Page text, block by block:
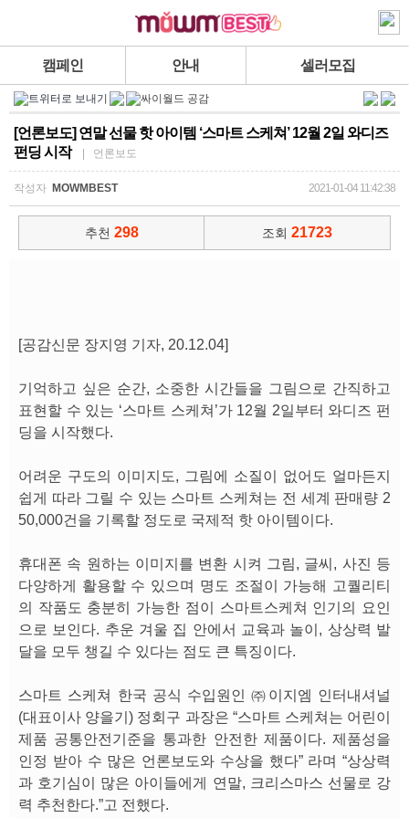
캠페인 안내 셀러모집
[언론보도] 연말 선물 핫 아이템 ‘스마트 스케쳐’ 12월 2일 와디즈
펀딩 시작
| 언론보도
작성자 MOWMBEST 2021-01-04 11:42:38
추천 298 조회 21723
[공감신문 장지영 기자, 20.12.04]
기억하고 싶은 순간, 소중한 시간들을 그림으로 간직하고
표현할 수 있는 ‘스마트 스케쳐’가 12월 2일부터 와디즈 펀
딩을 시작했다.
어려운 구도의 이미지도, 그림에 소질이 없어도 얼마든지
쉽게 따라 그릴 수 있는 스마트 스케쳐는 전 세계 판매량 2
50,000건을 기록할 정도로 국제적 핫 아이템이다.
휴대폰 속 원하는 이미지를 변환 시켜 그림, 글씨, 사진 등
다양하게 활용할 수 있으며 명도 조절이 가능해 고퀄리티
의 작품도 충분히 가능한 점이 스마트스케쳐 인기의 요인
으로 보인다. 추운 겨울 집 안에서 교육과 놀이, 상상력 발
달을 모두 챙길 수 있다는 점도 큰 특징이다.
스마트 스케쳐 한국 공식 수입원인 ㈜이지엠 인터내셔널
(대표이사 양을기) 정회구 과장은 “스마트 스케쳐는 어린이
제품 공통안전기준을 통과한 안전한 제품이다. 제품성을
인정 받아 수 많은 언론보도와 수상을 했다” 라며 “상상력
과 호기심이 많은 아이들에게 연말, 크리스마스 선물로 강
력 추천한다.”고 전했다.